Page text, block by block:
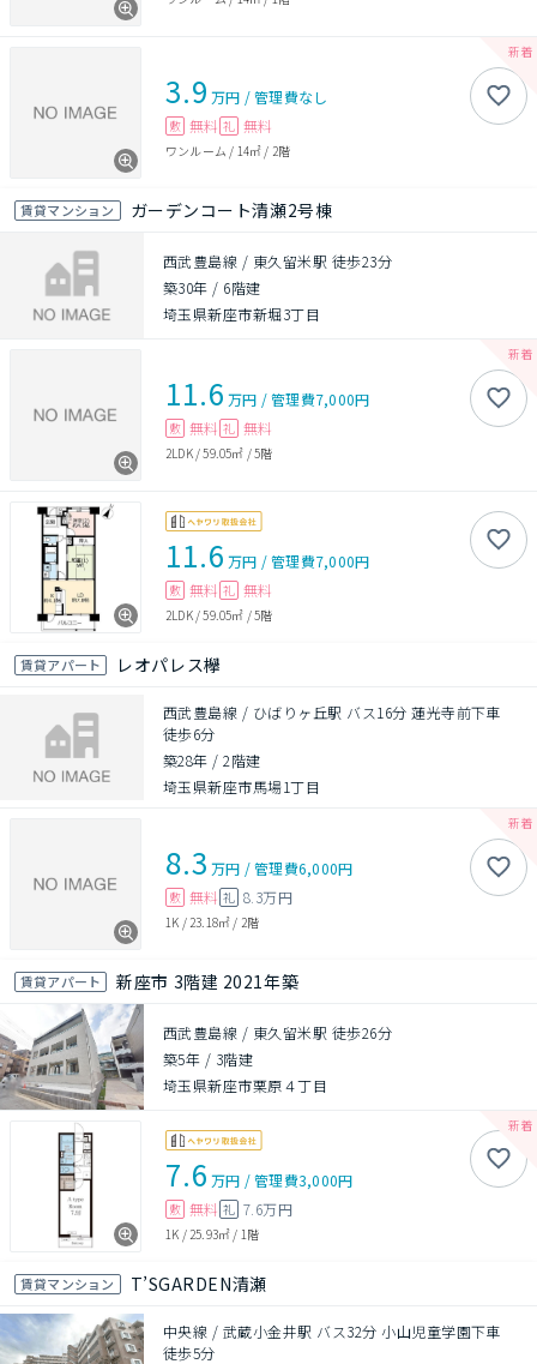
3.9 万円 /管理費なし
敷 無料 礼 無料
ワンルーム / 14㎡ / 2階
賃貸マンション ガーデンコート清瀬2号棟
西武豊島線 / 東久留米駅 徒歩23分
築30年 / 6階建
埼玉県新座市新堀3丁目
11.6 万円 /管理費7,000円
敷 無料 礼 無料
2LDK/59.05㎡ /5階
11.6 万円 /管理費7,000円
敷 無料 礼 無料
2LDK/59.05㎡ /5階
賃貸アパート レオパレス欅
西武豊島線 / ひばりヶ丘駅 バス16分 蓮光寺前下車
徒歩6分
築28年 /2階建
埼玉県新座市馬場1丁目
8.3 万円 /管理費6,000円
敷 無料 礼 8.3万円
1K / 23.18㎡ / 2階
賃貸アパート 新座市 3階建 2021年築
西武豊島線 / 東久留米駅 徒歩26分
築5年 / 3階建
埼玉県新座市栗原４丁目
7.6 万円 /管理費3,000円
敷 無料 礼 7.6万円
1K /25.93㎡ / 1階
賃貸マンション T’SGARDEN清瀬
中央線 / 武蔵小金井駅 バス32分 小山児童学園下車
徒歩5分